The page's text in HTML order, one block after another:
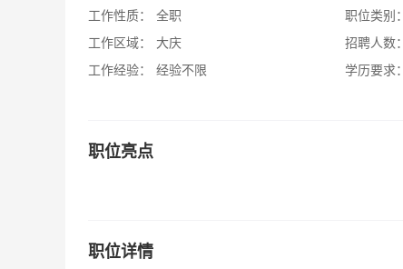
工作性质：
全职
工作区域：
大庆
工作经验：
经验不限
职位类别：
招聘人数：
学历要求：
职位亮点
职位详情